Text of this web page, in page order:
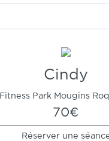
Cindy
Fitness Park Mougins
70€
Réserver une